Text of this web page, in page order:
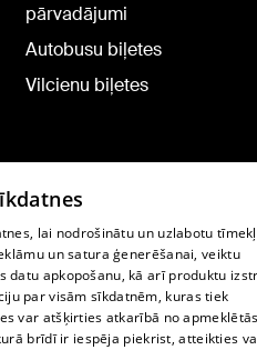
pārvadājumi
Autobusu biļetes
Vilcienu biļetes
lai nodrošinātu un uzlabotu
un satura ģenerēšanai, veiktu
apkopošanu, kā arī produktu
par visām sīkdatnēm, kuras tiek
var atšķirties atkarībā no
brīdī ir iespēja piekrist, atteikties